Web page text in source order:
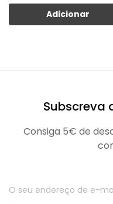
Adicionar
Subscreva
Consiga 5€ de